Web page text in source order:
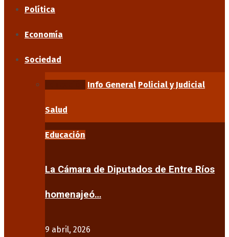
Política
Economía
Sociedad
Info General Policial y Judicial
Salud
Educación
La Cámara de Diputados de Entre Ríos
homenajeó…
9 abril, 2026